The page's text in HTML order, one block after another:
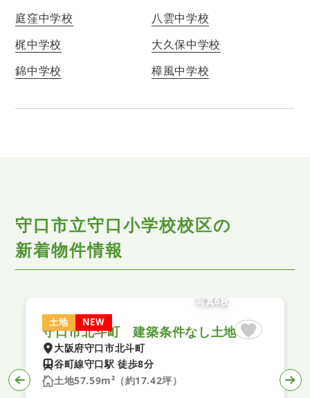
庭窪中学校
八雲中学校
梶中学校
大久保中学校
錦中学校
樟風中学校
守口市立守口小学校校区の
新着物件情報
土地 NEW
写真6枚
守口市北斗町 建築条件なし土地
大阪府守口市北斗町
谷町線守口駅 徒歩8分
土地57.59m²（約17.42坪）